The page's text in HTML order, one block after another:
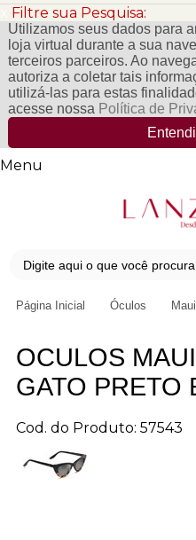
Filtre sua Pesquisa:
Utilizamos seus dados para
loja virtual durante a sua
terceiros parceiros. Ao
autoriza a coletar tais
utilizá-las para estas
acesse nossa Política de
Menu
Página Inicial Óculos
OCULOS
GATO PRETO
Cod. do Produto: 57543